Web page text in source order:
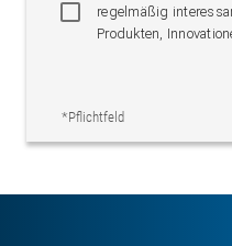
regelmäßig
Produkten,
*Pflichtfeld